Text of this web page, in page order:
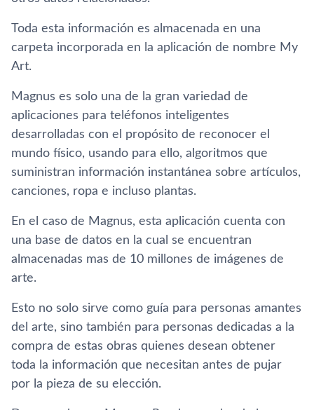
Toda esta información es almacenada en una
carpeta incorporada en la aplicación de nombre My
Art.
Magnus es solo una de la gran variedad de
aplicaciones para teléfonos inteligentes
desarrolladas con el propósito de reconocer el
mundo físico, usando para ello, algoritmos que
suministran información instantánea sobre artículos,
canciones, ropa e incluso plantas.
En el caso de Magnus, esta aplicación cuenta con
una base de datos en la cual se encuentran
almacenadas mas de 10 millones de imágenes de
arte.
Esto no solo sirve como guía para personas amantes
del arte, sino también para personas dedicadas a la
compra de estas obras quienes desean obtener
toda la información que necesitan antes de pujar
por la pieza de su elección.